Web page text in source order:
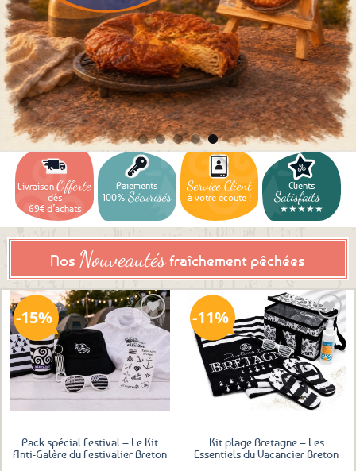
🧭 Explorer la collection
LivraisonOfferte
dès
69€ d’achats
Paiements
100% Sécurisés
Service Client
à votre écoute !
Clients
Satisfaits
★★★★★
Nos Nouveautés fraîchement pêchées
15%
Ajouter
favoris
Pack spécial Festival – Le Kit
Anti-Galère du Festivalier Breton
11%
Ajouter
aux
favoris
Kit plage Bretagne – Les
Essentiels du Vacancier Breton